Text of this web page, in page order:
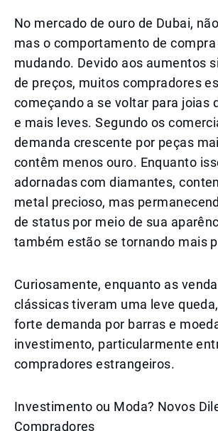
No mercado de ouro de Dubai,
mas o comportamento de
mudando. Devido aos aumentos
de preços, muitos compradores
começando a se voltar para joias
e mais leves. Segundo os
demanda crescente por peças
contêm menos ouro. Enquanto
adornadas com diamantes,
metal precioso, mas
de status por meio de sua
também estão se tornando mais
Curiosamente, enquanto as
clássicas tiveram uma leve
forte demanda por barras e
investimento, particularmente
compradores estrangeiros.
Investimento ou Moda? Novos
Compradores